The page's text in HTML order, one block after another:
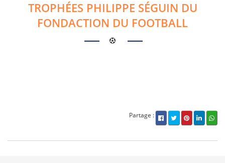
TROPHÉES PHILIPPE SÉGUIN DU
FONDACTION DU FOOTBALL
Partage :